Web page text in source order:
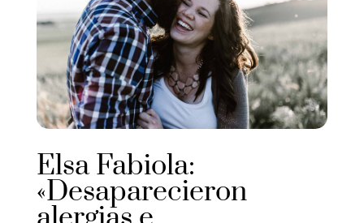
Elsa Fabiola:
«Desaparecieron